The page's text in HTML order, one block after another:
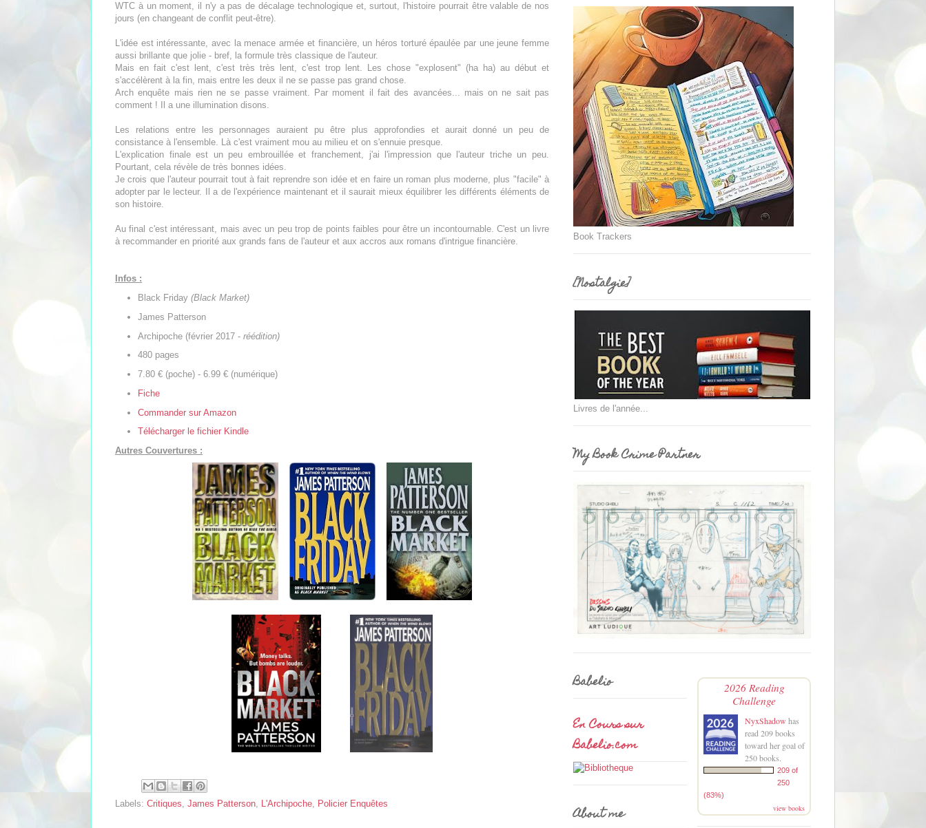
WTC à un moment, il n'y a pas de décalage technologique et, surtout, l'histoire pourrait être valable de nos
jours (en changeant de conflit peut-être).
L'idée est intéressante, avec la menace armée et financière, un héros torturé épaulée par une jeune femme
aussi brillante que jolie - bref, la formule très classique de l'auteur.
Mais en fait c'est lent, c'est très très lent, c'est trop lent. Les chose "explosent" (ha ha) au début et
s'accélèrent à la fin, mais entre les deux il ne se passe pas grand chose.
Arch enquête mais rien ne se passe vraiment. Par moment il fait des avancées... mais on ne sait pas
comment ! Il a une illumination disons.
Les relations entre les personnages auraient pu être plus approfondies et aurait donné un peu de
consistance à l'ensemble. Là c'est vraiment mou au milieu et on s'ennuie presque.
L'explication finale est un peu embrouillée et franchement, j'ai l'impression que l'auteur triche un peu.
Pourtant, cela révèle de très bonnes idées.
Je crois que l'auteur pourrait tout à fait reprendre son idée et en faire un roman plus moderne, plus "facile" à
adopter par le lecteur. Il a de l'expérience maintenant et il saurait mieux équilibrer les différents éléments de
son histoire.
Au final c'est intéressant, mais avec un peu trop de points faibles pour être un incontournable. C'est un livre
à recommander en priorité aux grands fans de l'auteur et aux accros aux romans d'intrigue financière.
Infos :
Black Friday (Black Market)
James Patterson
Archipoche (février 2017 - réédition)
480 pages
7.80 € (poche) - 6.99 € (numérique)
Fiche
Commander sur Amazon
Télécharger le fichier Kindle
Autres Couvertures :
Labels: Critiques, James Patterson, L'Archipoche, Policier Enquêtes
Book Trackers
[Nostalgie]
Livres de l'année...
My Book Crime Partner
Babelio
En Cours sur
Babelio.com
About me
2026 Reading
Challenge
NyxShadow has
read 209 books
toward her goal of
250 books.
209 of
250
(83%)
view books